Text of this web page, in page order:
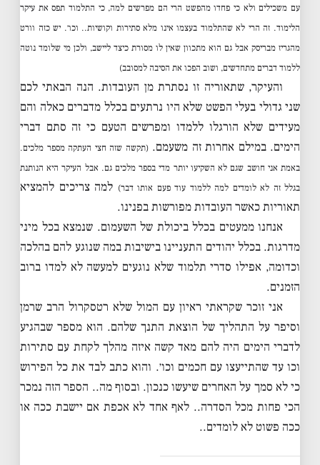
עם משכילים ולא כי פחדו מהפשט הרי הם מפרשים למה, כי התלמוד תפס את עיקר
הלימוד. זה הרי לא שהתלמוד בעצמו אינו מלא סתירות וקושיות.. וכו׳. יש כזה וורט
מהגריז מבריסק אבל גם הוא מתכוון שאין לו מסורת כיצד ליישב, ולכן מי שלומד נוטה
ללמוד דברים מתחדשים, ושוב הפכו את הסיבה למסובב)
והעיקר, שתאוריה זו נסתרת מן העובדות. הנה הבאתי לכם
שני גדולי בעלי הפשט שלא היו נרתעים בכלל מדברים כאלה והם
מעידים שלא הורגלו ללמדו ומפרשים הטעם כי זה סתם דברי
הימים. במילם אחרות זה משעמם.(תקשה שזה חצי העתקה מספר מלכים.
באמת אני חושב שגם לא השקיעו יותר מדי בספר מלכים גם. אבל העיקר היא הנותנת
בגלל זה לא לומדים למה ללמוד עוד פעם אותו דבר) למה צריכים להמציא
תאוריות כאשר העובדות מפורשות בפנינו.
אנחנו ממעטים בכלל ביכולת של השעמום. שנמצא בכל מיני
מדרגות. בכלל יהודים התעניינו בישיבות במה שנוגע להם בהלכה
וכדומה, אפילו סדרי תלמוד שלא נוגעים למעשה לא למדו ברוב
הזמנים.
אני זוכר שקראתי ראיון עם המול שלא רטסקרול הרב שרמן
וסיפר על התהליך של הוצאת התנך שלהם. הוא מספר שבהגיע
לדברי הימים היה להם מאד קשה איזה מהלך לקחת עם סתירות
וכו עד שהתייעצו עם חכמים וכו׳. והוא כתב לבד את כל הפירוש
כי לא סמך על האחרים שיעשו כנכון. ובסוף מה.. הספר הזה נמכר
הכי פחות מכל הסדרה.. לאף אחד לא אכפת אם יישבת ככה או
ככה פשוט לא לומדים..